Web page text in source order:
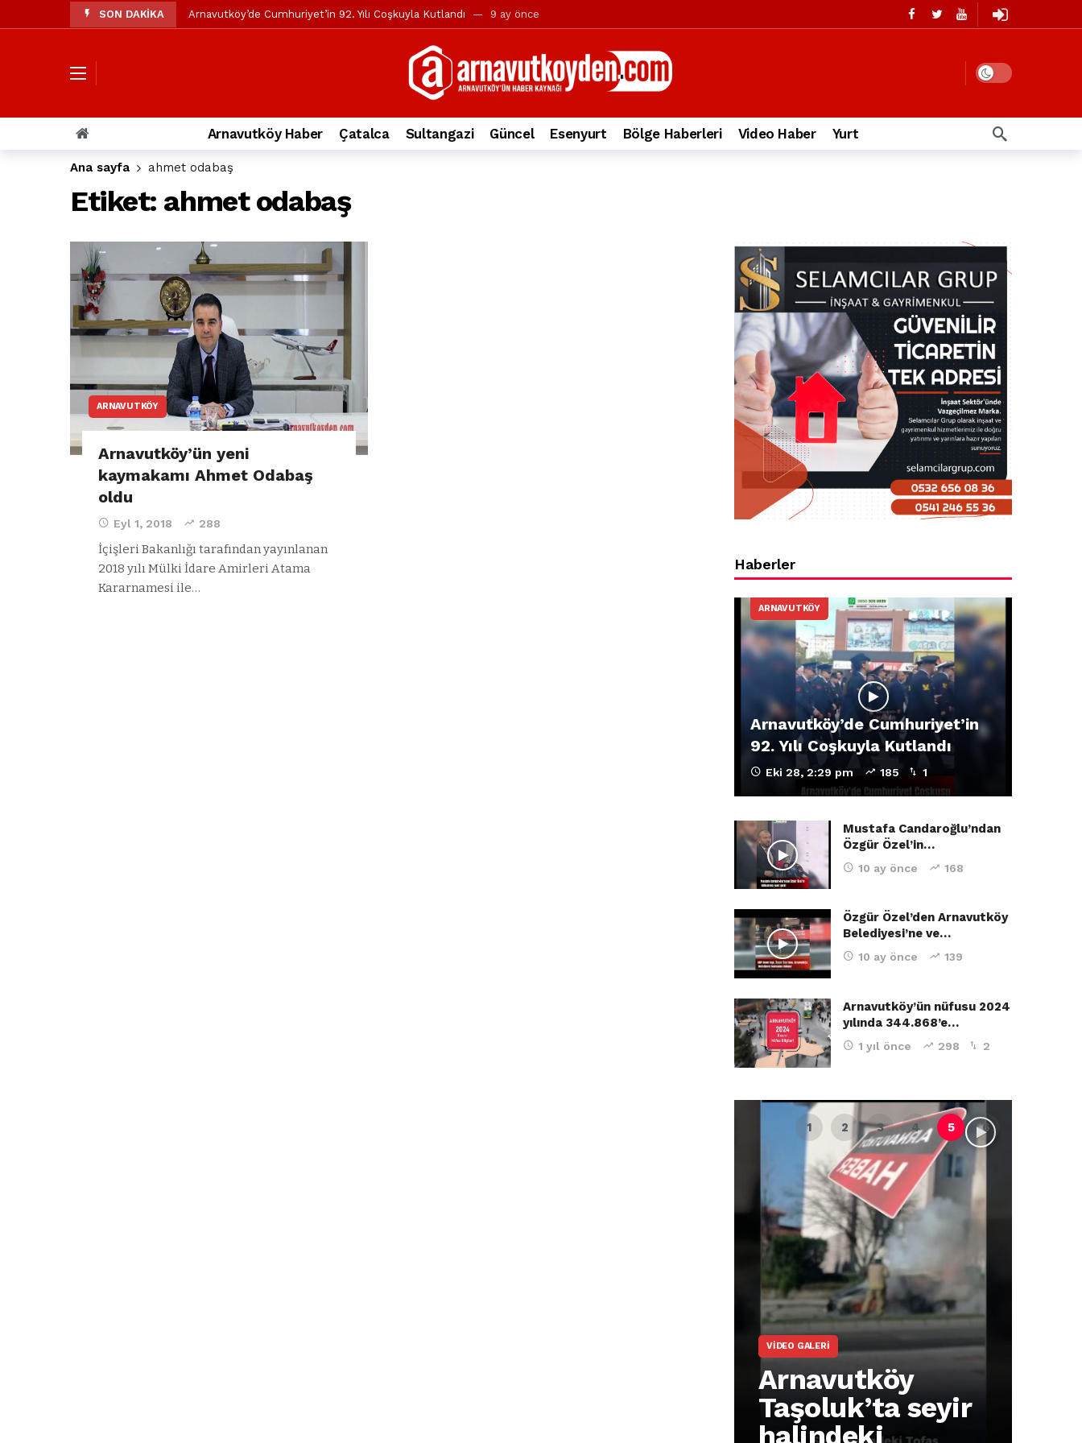
SON DAKİKA Arnavutköy’de Cumhuriyet’in 92. Yılı Coşkuyla Kutlandı 9 ay önce
Özgür Özel’den Arnavutköy Belediyesi’ne ve Mustafa Candaroğlu’na yönelik suçlamalar 10 ay önce
Arnavutköy’ün nüfusu 2024 yılında 344.868’e ulaştı 1 yıl önce
Arnavutköy Taşoluk’ta seyir halindeki otomobil alev alev yandı. 2 yıl önce
Arnavutköy İmrahor Mahallesi sakinleri protesto gösterisi düzenledi 2 yıl önce
Arnavutköy’de 29 Ekim Cumhuriyet Bayramı kutlamaları coşkuyla gerçekleşti
Toprak kaydı: 3 hafriyat kamyonu birbirlerinin üzerine devrildi
İstanbul Havalimanı yolundaki kazada, taksideki yolcu öldü
Arnavutkoy Belediyesi’ne su baskını tepkisi
Arnavutköy Haber Çatalca Sultangazi Güncel Esenyurt Bölge Haberleri Video Haber Yurt
Ana sayfa ahmet odabaş
Etiket: ahmet odabaş
ARNAVUTKÖY
Arnavutköy’ün yeni
kaymakamı Ahmet Odabaş
oldu
Eyl 1, 2018 288
İçişleri Bakanlığı tarafından yayınlanan
2018 yılı Mülki İdare Amirleri Atama
Kararnamesi ile…
Haberler
ARNAVUTKÖY
Arnavutköy’de Cumhuriyet’in
92. Yılı Coşkuyla Kutlandı
Eki 28, 2:29 pm 185 1
Mustafa Candaroğlu’ndan
Özgür Özel’in…
10 ay önce 168
Özgür Özel’den Arnavutköy
Belediyesi’ne ve…
10 ay önce 139
Arnavutköy’ün nüfusu 2024
yılında 344.868’e…
1 yıl önce 298 2
VIDEO GALERI
Arnavutköy
Taşoluk’ta seyir
halindeki